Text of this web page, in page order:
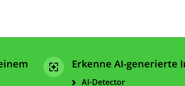
Erkenne AI-generierte
AI-Detector